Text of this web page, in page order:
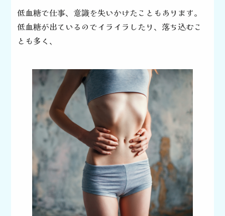
低血糖で仕事、意識を失いかけた こともあります。
低血糖が出ているのでイライラしたり、落ち込むこ
とも多く、